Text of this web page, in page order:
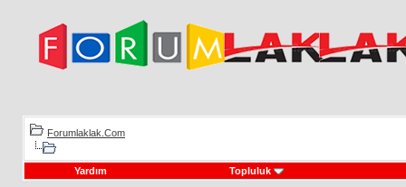
Forumlaklak.Com
Yardım Topluluk